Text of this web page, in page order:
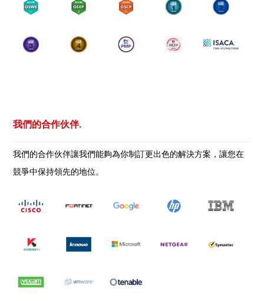
我們的合作伙伴.
我們的合作伙伴讓我們能夠為你制訂更出色的解決方案，讓您在
競爭中保持領先的地位。